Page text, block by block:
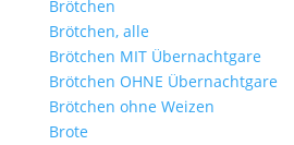
Brötchen
Brötchen, alle
Brötchen MIT Übernachtgare
Brötchen OHNE Übernachtgare
Brötchen ohne Weizen
Brote